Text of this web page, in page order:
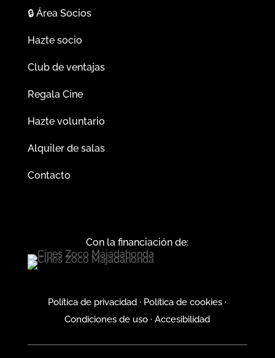
🔒Área Socios
Hazte socio
Club de ventajas
Regala Cine
Hazte voluntario
Alquiler de salas
Contacto
Con la financiación de:
Política de privacidad · Política de cookies ·
Condiciones de uso ·Accesibilidad